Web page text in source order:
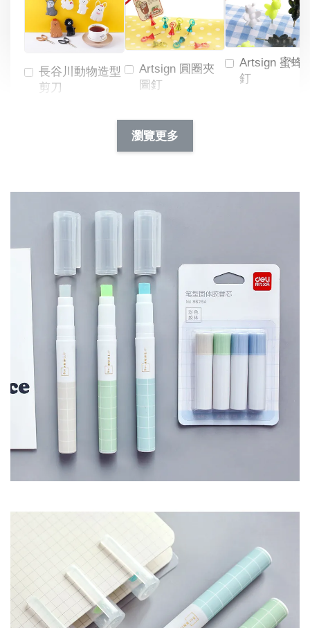
長谷川動物造型
剪刀
Artsign 圓圈夾
圖釘
NT$ 19.00
NT$ 66.00
Artsign 蜜蜂
釘
加入購物車
瀏覽更多